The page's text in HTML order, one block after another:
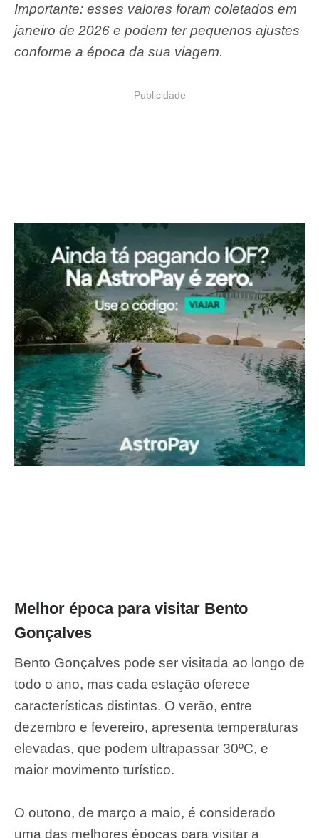
Importante: esses valores foram coletados em
janeiro de 2026 e podem ter pequenos ajustes
conforme a época da sua viagem.
Publicidade
Melhor época para visitar Bento
Gonçalves
Bento Gonçalves pode ser visitada ao longo de
todo o ano, mas cada estação oferece
características distintas. O verão, entre
dezembro e fevereiro, apresenta temperaturas
elevadas, que podem ultrapassar 30ºC, e
maior movimento turístico.
O outono, de março a maio, é considerado
uma das melhores épocas para visitar a